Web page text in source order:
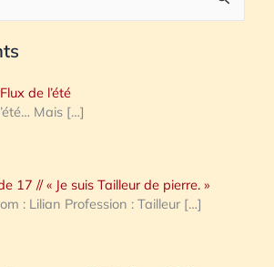
de l’été
Mais […]
17 // « Je suis Tailleur de pierre. »
: Lilian Profession : Tailleur […]